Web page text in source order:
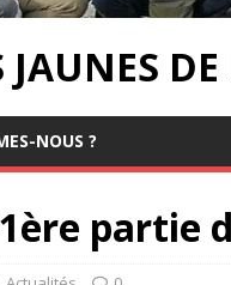
JAUNES
NOUS ?
partie